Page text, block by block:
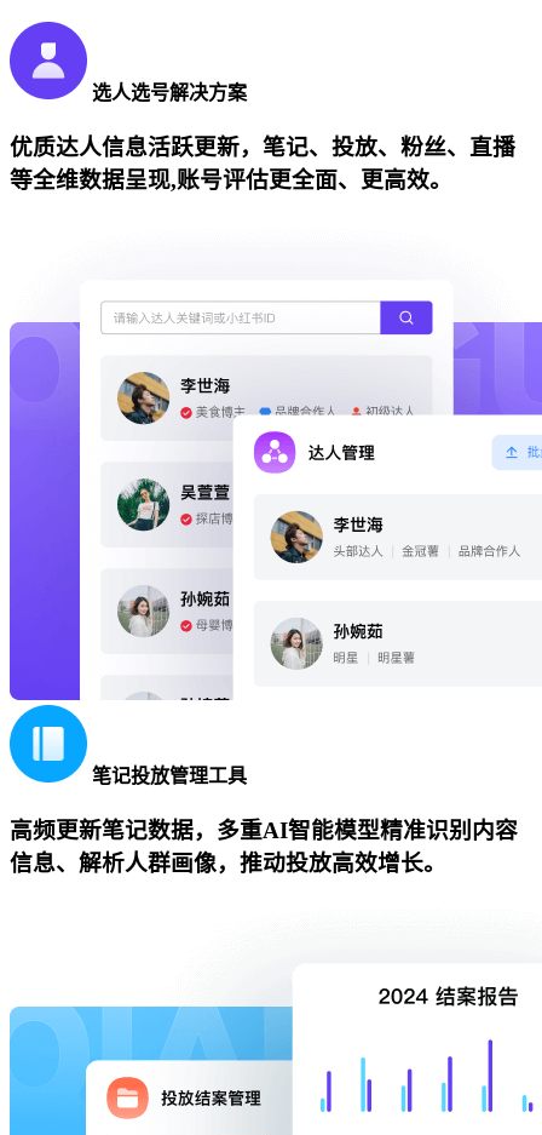
选人选号解决方案
优质达人信息活跃更新，笔记、投放、粉丝、直播
等全维数据呈现,账号评估更全面、更高效。
笔记投放管理工具
高频更新笔记数据，多重AI智能模型精准识别内容
信息、解析人群画像，推动投放高效增长。